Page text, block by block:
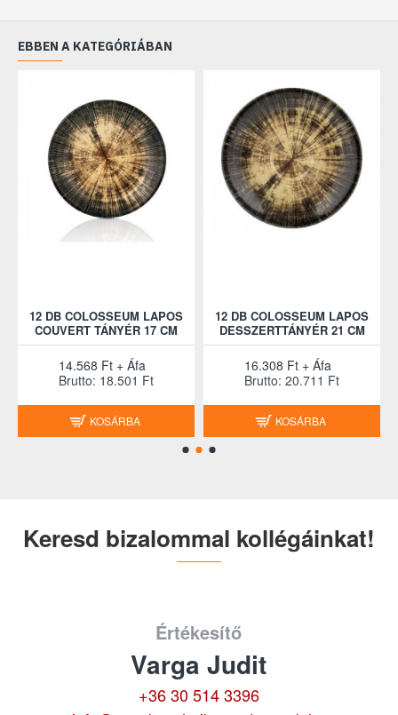
EBBEN A KATEGÓRIÁBAN
12 DB COLOSSEUM LAPOS
COUVERT TÁNYÉR 17 CM
14.568 Ft + Áfa
Brutto: 18.501 Ft
KOSÁRBA
12 DB COLOSSEUM LAPOS
DESSZERTTÁNYÉR 21 CM
16.308 Ft + Áfa
Brutto: 20.711 Ft
KOSÁRBA
Keresd bizalommal kollégáinkat!
Értékesítő
Varga Judit
+36 30 514 3396